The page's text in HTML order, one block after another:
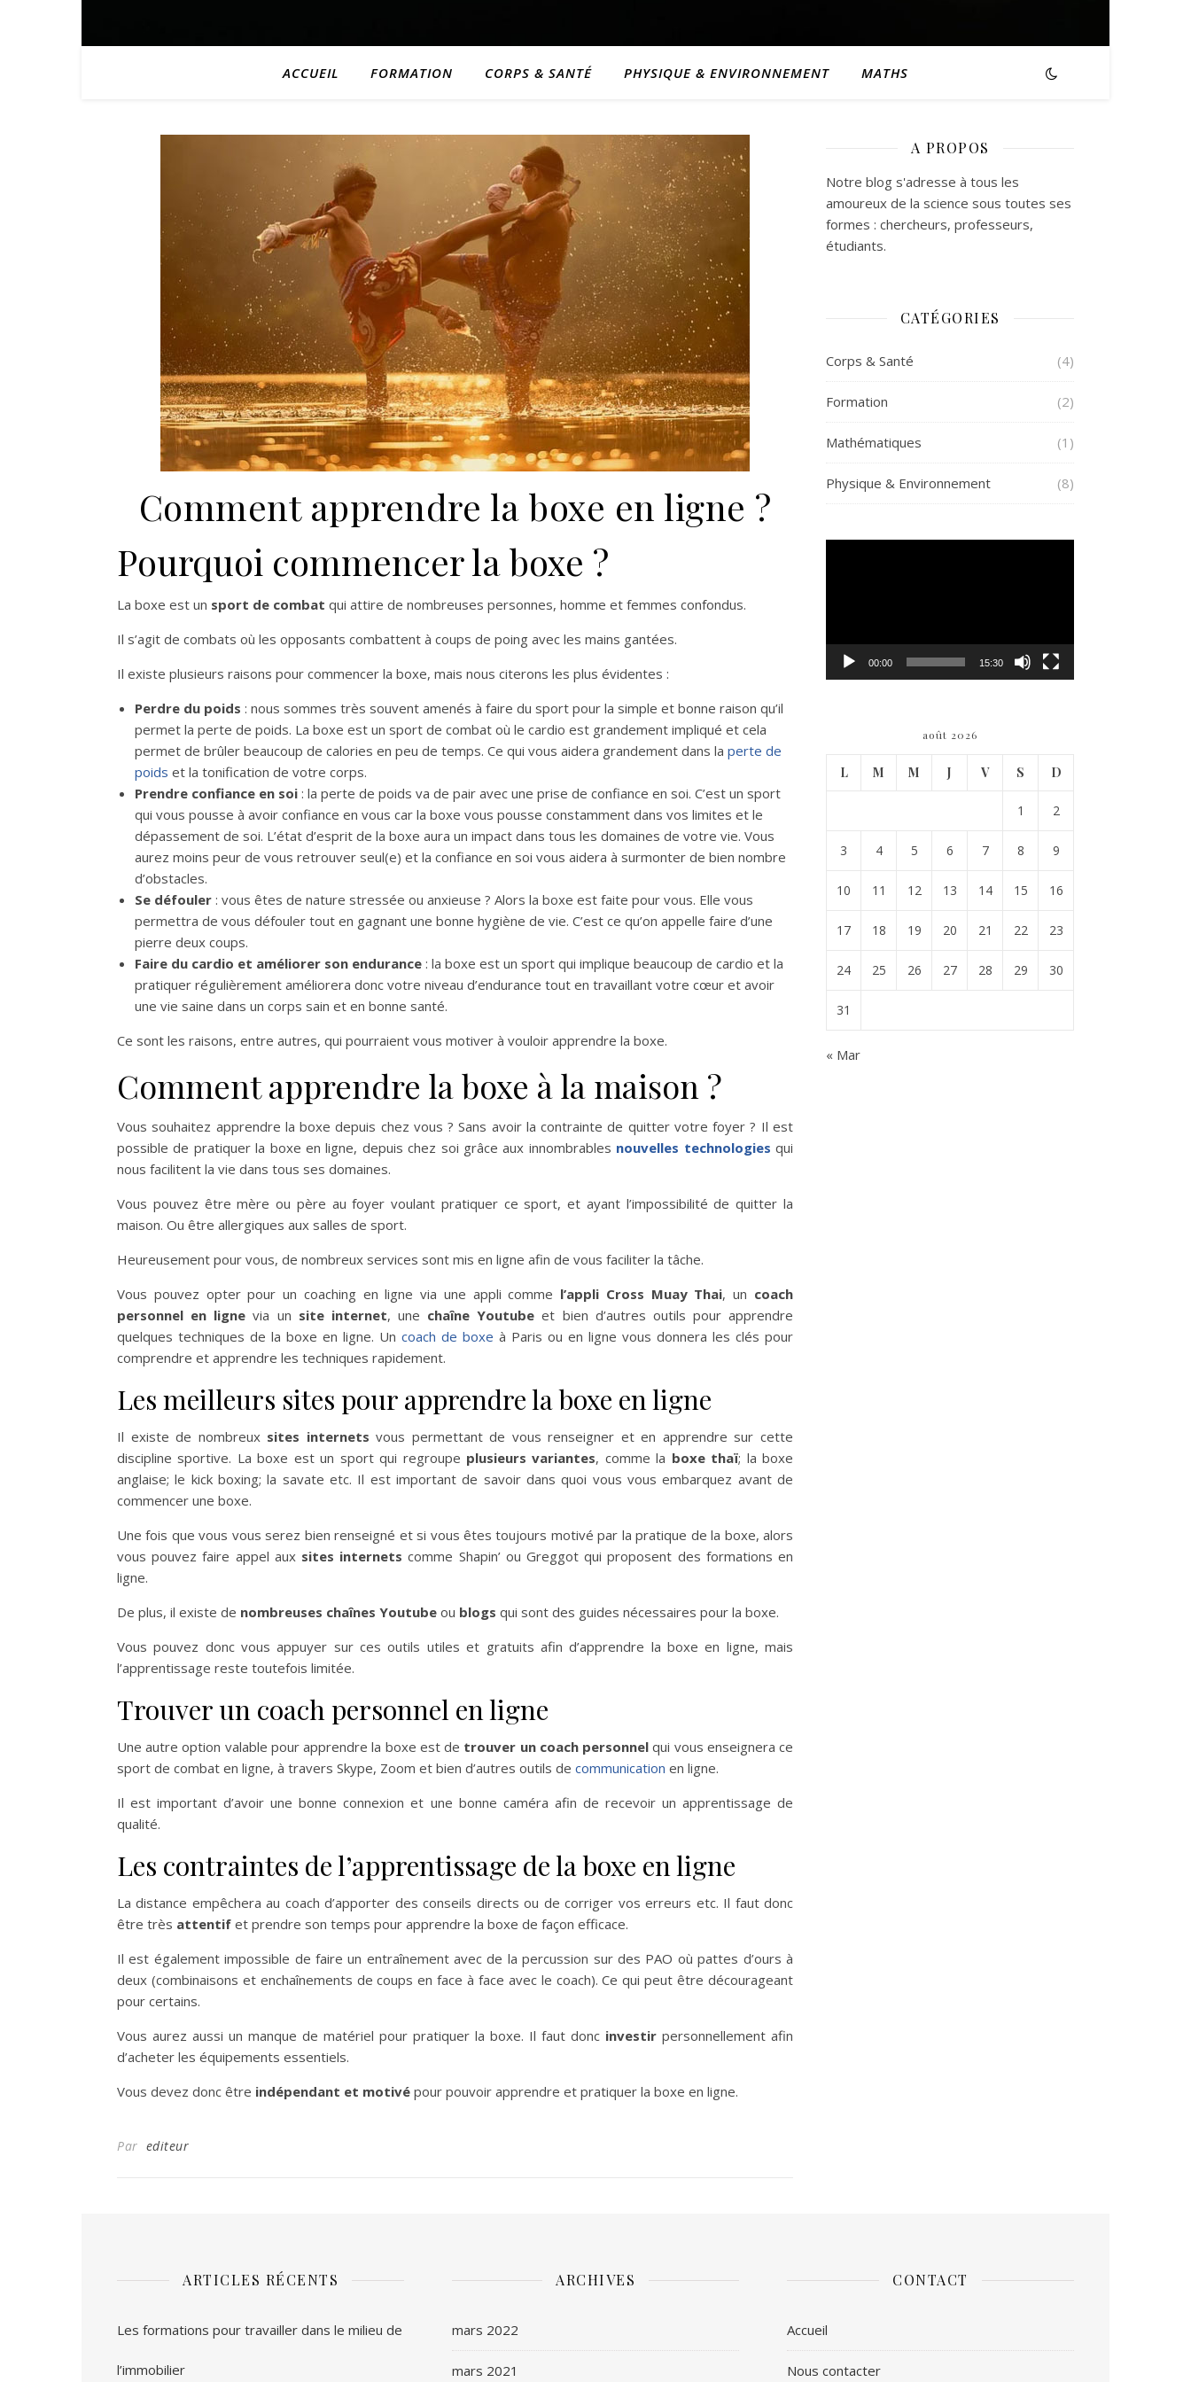
ACCUEIL FORMATION CORPS & SANTÉ PHYSIQUE & ENVIRONNEMENT MATHS
Comment apprendre la boxe en ligne ?
Pourquoi commencer la boxe ?
La boxe est un sport de combat qui attire de nombreuses personnes, homme et femmes confondus.
Il s’agit de combats où les opposants combattent à coups de poing avec les mains gantées.
Il existe plusieurs raisons pour commencer la boxe, mais nous citerons les plus évidentes :
Perdre du poids : nous sommes très souvent amenés à faire du sport pour la simple et bonne raison qu’il
permet la perte de poids. La boxe est un sport de combat où le cardio est grandement impliqué et cela
permet de brûler beaucoup de calories en peu de temps. Ce qui vous aidera grandement dans la perte de
poids et la tonification de votre corps.
Prendre confiance en soi : la perte de poids va de pair avec une prise de confiance en soi. C’est un sport
qui vous pousse à avoir confiance en vous car la boxe vous pousse constamment dans vos limites et le
dépassement de soi. L’état d’esprit de la boxe aura un impact dans tous les domaines de votre vie. Vous
aurez moins peur de vous retrouver seul(e) et la confiance en soi vous aidera à surmonter de bien nombre
d’obstacles.
Se défouler : vous êtes de nature stressée ou anxieuse ? Alors la boxe est faite pour vous. Elle vous
permettra de vous défouler tout en gagnant une bonne hygiène de vie. C’est ce qu’on appelle faire d’une
pierre deux coups.
Faire du cardio et améliorer son endurance : la boxe est un sport qui implique beaucoup de cardio et la
pratiquer régulièrement améliorera donc votre niveau d’endurance tout en travaillant votre cœur et avoir
une vie saine dans un corps sain et en bonne santé.
Ce sont les raisons, entre autres, qui pourraient vous motiver à vouloir apprendre la boxe.
Comment apprendre la boxe à la maison ?
Vous souhaitez apprendre la boxe depuis chez vous ? Sans avoir la contrainte de quitter votre foyer ? Il est
possible de pratiquer la boxe en ligne, depuis chez soi grâce aux innombrables nouvelles technologies qui
nous facilitent la vie dans tous ses domaines.
Vous pouvez être mère ou père au foyer voulant pratiquer ce sport, et ayant l’impossibilité de quitter la
maison. Ou être allergiques aux salles de sport.
Heureusement pour vous, de nombreux services sont mis en ligne afin de vous faciliter la tâche.
Vous pouvez opter pour un coaching en ligne via une appli comme l’appli Cross Muay Thai, un coach
personnel en lignevia un site internet, une chaîne Youtubeet bien d’autres outils pour apprendre
quelques techniques de la boxe en ligne. Un coach de boxe à Paris ou en ligne vous donnera les clés pour
comprendre et apprendre les techniques rapidement.
Les meilleurs sites pour apprendre la boxe en ligne
Il existe de nombreux sites internets vous permettant de vous renseigner et en apprendre sur cette
discipline sportive. La boxe est un sport qui regroupe plusieurs variantes, comme la boxe thaï; la boxe
anglaise; le kick boxing; la savate etc. Il est important de savoir dans quoi vous vous embarquez avant de
commencer une boxe.
Une fois que vous vous serez bien renseigné et si vous êtes toujours motivé par la pratique de la boxe, alors
vous pouvez faire appel aux sites internets comme Shapin’ ou Greggot qui proposent des formations en
ligne.
De plus, il existe de nombreuses chaînes Youtube ou blogs qui sont des guides nécessaires pour la boxe.
Vous pouvez donc vous appuyer sur ces outils utiles et gratuits afin d’apprendre la boxe en ligne, mais
l’apprentissage reste toutefois limitée.
Trouver un coach personnel en ligne
Une autre option valable pour apprendre la boxe est de trouver un coach personnelqui vous enseignera ce
sport de combat en ligne, à travers Skype, Zoom et bien d’autres outils de communication en ligne.
Il est important d’avoir une bonne connexion et une bonne caméra afin de recevoir un apprentissage de
qualité.
Les contraintes de l’apprentissage de la boxe en ligne
La distance empêchera au coach d’apporter des conseils directs ou de corriger vos erreurs etc. Il faut donc
être très attentif et prendre son temps pour apprendre la boxe de façon efficace.
Il est également impossible de faire un entraînement avec de la percussion sur des PAO où pattes d’ours à
deux (combinaisons et enchaînements de coups en face à face avec le coach). Ce qui peut être décourageant
pour certains.
Vous aurez aussi un manque de matériel pour pratiquer la boxe. Il faut donc investir personnellement afin
d’acheter les équipements essentiels.
Vous devez donc être indépendant et motivé pour pouvoir apprendre et pratiquer la boxe en ligne.
Par editeur
A PROPOS
Notre blog s'adresse à tous les
amoureux de la science sous toutes ses
formes : chercheurs, professeurs,
étudiants.
CATÉGORIES
Corps & Santé (4)
Formation (2)
Mathématiques (1)
Physique & Environnement (8)
00:00 15:30
août 2026
L M M J V S D
1 2
3 4 5 6 7 8 9
10 11 12 13 14 15 16
17 18 19 20 21 22 23
24 25 26 27 28 29 30
31
« Mar
ARTICLES RÉCENTS
Les formations pour travailler dans le milieu de
l’immobilier
ARCHIVES
mars 2022
mars 2021
CONTACT
Accueil
Nous contacter